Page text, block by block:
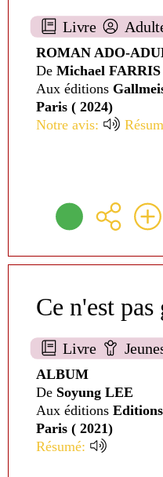
Livre
ROMAN ADO-
De Michael
Aux éditions
Paris ( 2024)
Notre avis:
Livre
ALBUM
De Soyung LEE
Aux éditions
Paris ( 2021)
Résumé: